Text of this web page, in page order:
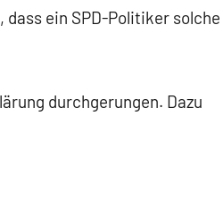
dass ein SPD-Politiker solche
durchgerungen. Dazu